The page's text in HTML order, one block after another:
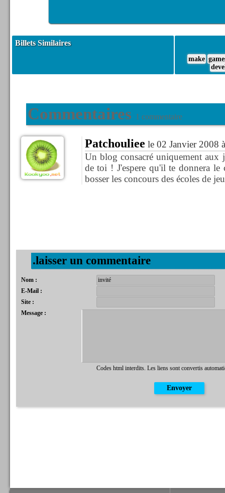
Billets Similaires
make
Commentaires 1 commentaire
Patchouliee le 02 Janvier 2008
Un blog consacré uniquement aux
de toi ! J'espere qu'il te donnera
bosser les concours des écoles de
.laisser un commentaire
Nom :
E-Mail :
Site :
Message :
Codes html interdits. Les liens sont convertis